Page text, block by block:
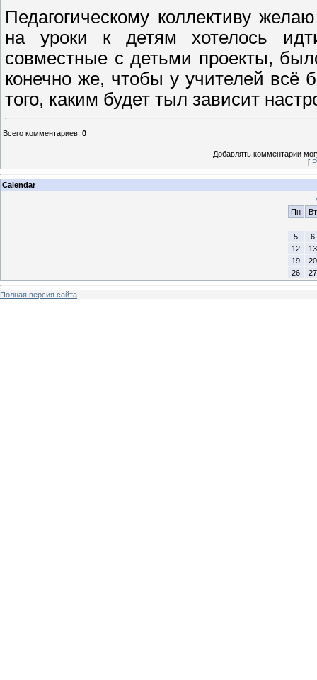
Педагогическому коллективу
на уроки к детям хотелось
совместные с детьми проекты,
конечно же, чтобы у учителей всё
того, каким будет тыл зависит
Всего комментариев: 0
Добавлять комментарии
[
Calendar
Пн
Вт
5
6
12
13
19
20
26
27
Полная версия сайта